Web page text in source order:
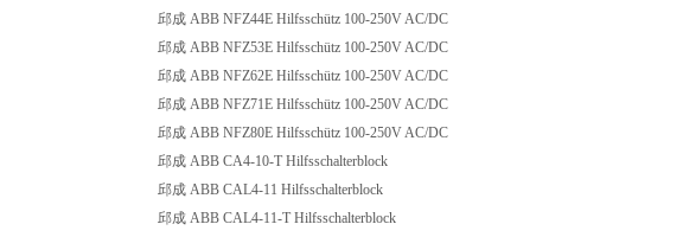
邱成 ABB NFZ44E Hilfsschütz 100-250V AC/DC
邱成 ABB NFZ53E Hilfsschütz 100-250V AC/DC
邱成 ABB NFZ62E Hilfsschütz 100-250V AC/DC
邱成 ABB NFZ71E Hilfsschütz 100-250V AC/DC
邱成 ABB NFZ80E Hilfsschütz 100-250V AC/DC
邱成 ABB CA4-10-T Hilfsschalterblock
邱成 ABB CAL4-11 Hilfsschalterblock
邱成 ABB CAL4-11-T Hilfsschalterblock